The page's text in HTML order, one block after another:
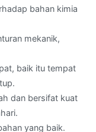
bahan kimia
mekanik,
baik itu tempat
dan bersifat kuat
yang baik.